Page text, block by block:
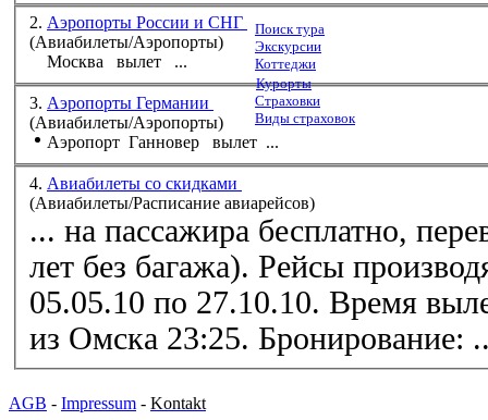
Поиск тура
Экскурсии
Коттеджи
Курорты
Страховки
Виды страховок
2. Аэропорты России и СНГ
(Aвиабилеты/Аэропорты)
вылет ...
3. Аэропорты Германии
(Aвиабилеты/Аэропорты)
вылет ...
4. Авиабилеты со скидками
(Aвиабилеты/Расписание авиарейсов)
... на пассажира бесплатно,
лет без багажа). Рейсы производятся каждую среду с
05.05.10 по 27.10.10. Время
из Омска 23:25.
AGB - Impressum - Kontakt